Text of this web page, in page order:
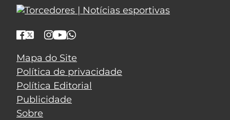
Mapa do Site
Política de privacidade
Política Editorial
Publicidade
Sobre